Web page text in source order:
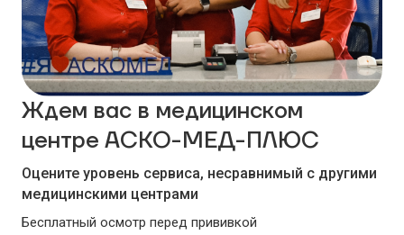
Ждем вас в медицинском
центре АСКО-МЕД-ПЛЮС
Оцените уровень сервиса, несравнимый с другими
медицинскими центрами
Бесплатный осмотр перед прививкой